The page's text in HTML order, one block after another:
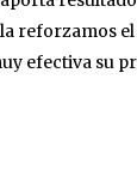
reforzamos
efectiva su